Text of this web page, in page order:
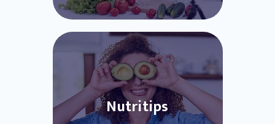
Nutritips